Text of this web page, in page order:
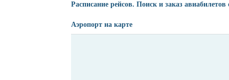
Расписание рейсов. Поиск и заказ авиабилетов
Аэропорт на карте